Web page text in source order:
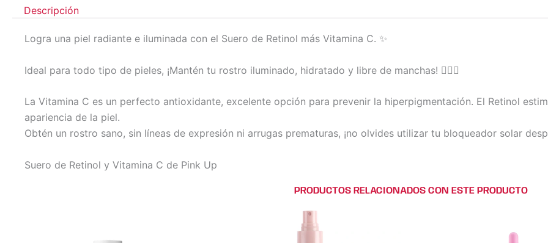
Descripción
Logra una piel radiante e iluminada con el Suero de Retinol más Vitamina C. ✨
Ideal para todo tipo de pieles, ¡Mantén tu rostro iluminado, hidratado y libre de manchas! 💆🏻‍♀️
La Vitamina C es un perfecto antioxidante, excelente opción para prevenir la hiperpigmentación. El Retinol
apariencia de la piel.
Obtén un rostro sano, sin líneas de expresión ni arrugas prematuras, ¡no olvides utilizar tu bloqueador solar
Suero de Retinol y Vitamina C de Pink Up
PRODUCTOS RELACIONADOS CON ESTE PRODUCTO
tiene